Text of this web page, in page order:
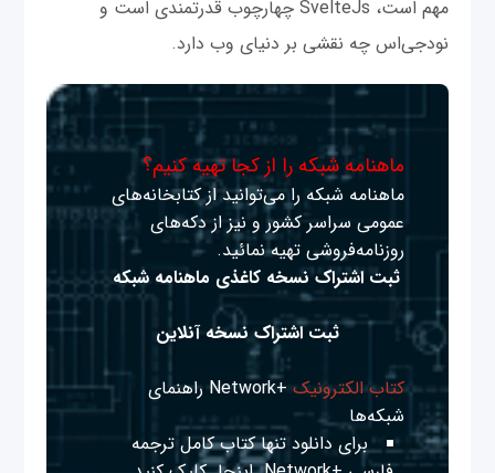
مهم است، SvelteJs چهارچوب قدرتمندی است و
نود‌جی‌اس چه نقشی بر دنیای وب دارد.
ماهنامه شبکه را از کجا تهیه کنیم؟
ماهنامه شبکه را می‌توانید از کتابخانه‌های
عمومی سراسر کشور و نیز از دکه‌های
روزنامه‌فروشی تهیه نمائید.
ثبت اشتراک نسخه کاغذی ماهنامه شبکه
ثبت اشتراک نسخه آنلاین
کتاب الکترونیک
+Network راهنمای
شبکه‌ها
برای دانلود تنها کتاب کامل ترجمه